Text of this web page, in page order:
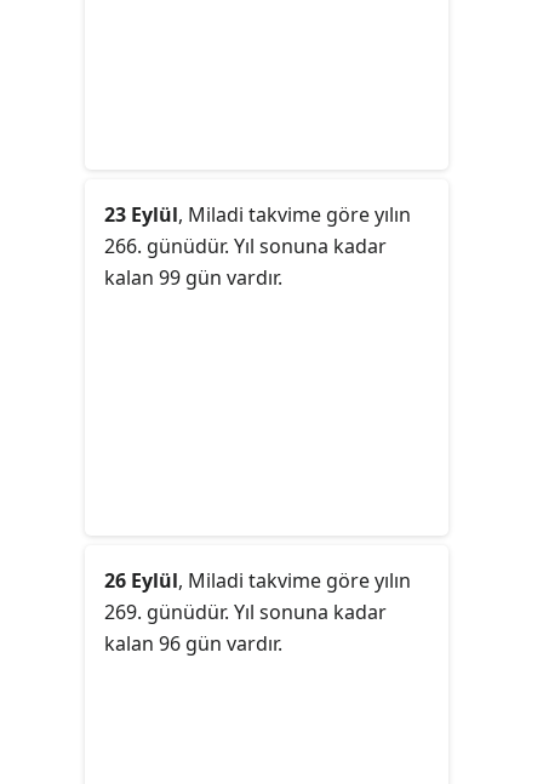
23 Eylül, Miladi takvime göre yılın
266. günüdür. Yıl sonuna kadar
kalan 99 gün vardır.
26 Eylül, Miladi takvime göre yılın
269. günüdür. Yıl sonuna kadar
kalan 96 gün vardır.